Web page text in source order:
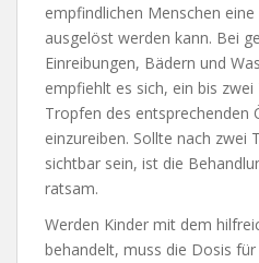
empfindlichen Menschen
ausgelöst werden kann. Bei
Einreibungen, Bädern und
empfiehlt es sich, ein bis
Tropfen des entsprechenden
einzureiben. Sollte nach zwei
sichtbar sein, ist die
ratsam.
Werden Kinder mit dem
behandelt, muss die Dosis